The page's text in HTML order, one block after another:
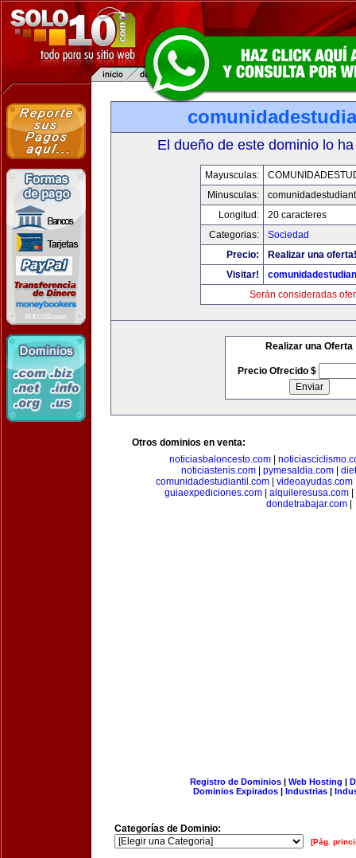
El dueño de este dominio lo
Mayusculas:
Minusculas:
Longitud:
20 caracteres
Categorias:
Sociedad
Precio:
Realizar una oferta!
Visitar!
Serán consideradas
Realizar una Oferta
Precio Ofrecido $
Otros dominios en venta:
noticiasbaloncesto.com
noticiastenis.com
pymesaldia.com
comunidadestudiantil.com| videoayudas.com
guiaexpediciones.com| alquileresusa.com|
dondetrabajar.com
Registro de Dominios| Web Hosting |
Dominios Expirados | Industrias |
Categorías de Dominio:
[Pág.